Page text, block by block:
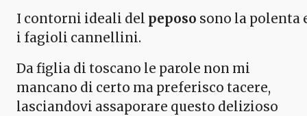
I contorni ideali del peposo sono la polenta
i fagioli cannellini.
Da figlia di toscano le parole non mi
mancano di certo ma preferisco tacere,
lasciandovi assaporare questo delizioso